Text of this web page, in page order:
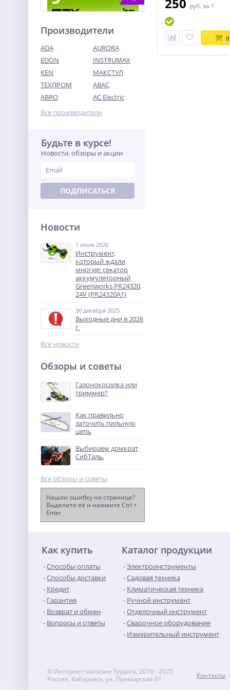
Цепная пила
аккумуляторная
Greenworks Арт. 2008307UB,
82V, 51 см, бесщеточная, с
1хАКБ 5 Ач. и ЗУ
47 990
Аккумулятор АКБ Энергия
9 630руб.
%
Затирочная машина TOR
74 057
%
Бензиновый генератор
Samsan R6000D
Производители
ADA
AURORA
EDON
INSTRUMAX
KEN
МАКСТУЛ
ТЕХПРОМ
ABAC
ABRO
AC Electric
Все производители
Будьте в курсе!
Новости, обзоры и акции
ПОДПИСАТЬСЯ
Новости
1 июля 2026
Инструмент,
который ждали
многие: секатор
аккумуляторный
Greenworks PR24320,
24V (PR24320A1)
30 декабря 2025
Выходные дни в 2026
г.
Все новости
Обзоры и советы
Газонокосилка или
триммер?
Как правильно
заточить пильную
цепь
Выбираем домкрат
СибТаль.
Все обзоры и советы
Нашли ошибку на странице?
Выделите её и нажмите Ctrl +
Enter
руб. за 1
Как купить
Способы оплаты
Способы доставки
Кредит
Гарантия
Возврат и обмен
Вопросы и ответы
Каталог продукции
Электроинструменты
Садовая техника
Климатическая техника
Ручной инструмент
Отделочный инструмент
Сварочное оборудование
Измерительный инструмент
© Интернет-магазин Трудяга, 2016 - 2025
Россия, Хабаровск, ул. Приморская 61
Контакты